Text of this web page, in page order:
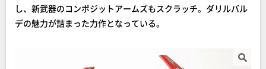
し、新武器のコンポジットアームズもスクラッチ。ダリルバル
デの魅力が詰まった力作となっている。